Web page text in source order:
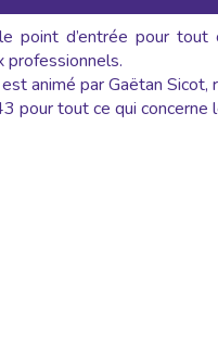
point d’entrée pour
professionnels.
animé par Gaëtan Sicot,
pour tout ce qui concerne